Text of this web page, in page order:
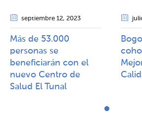
septiembre 12, 2023
Más de 53.000
personas se
beneficiarán con el
nuevo Centro de
Salud El Tunal